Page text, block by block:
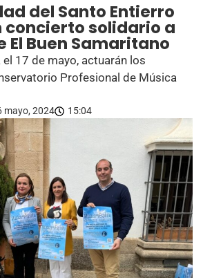
del Santo Entierro
concierto solidario a
El Buen Samaritano
el 17 de mayo, actuarán los
Profesional de Música
mayo, 2024 15:04